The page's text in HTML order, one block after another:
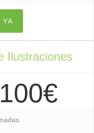
YA
Ilustraciones